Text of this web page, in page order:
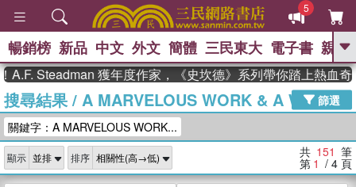
5
GO
熱搜： 東野圭吾 、 高希均教授回憶錄
、 The Odyssey 、 父親節 、 如果歷
史是一群喵
獎 臺灣漫遊錄 、 方念華 、 台灣的李
登輝時代
數學女孩：黎曼猜想 、
偉大的迷走神經
暢銷榜 新品 中文 外文 簡體 三民東大 電子書 親子
獲年度作家，《史坎德》系列帶你踏上熱血奇幻旅程
搜尋結果/ A MARVELOUS WORK & A WON篩選
關鍵字：A MARVELOUS WORK...
顯示 排序 共 151 筆
第 1 / 4 頁